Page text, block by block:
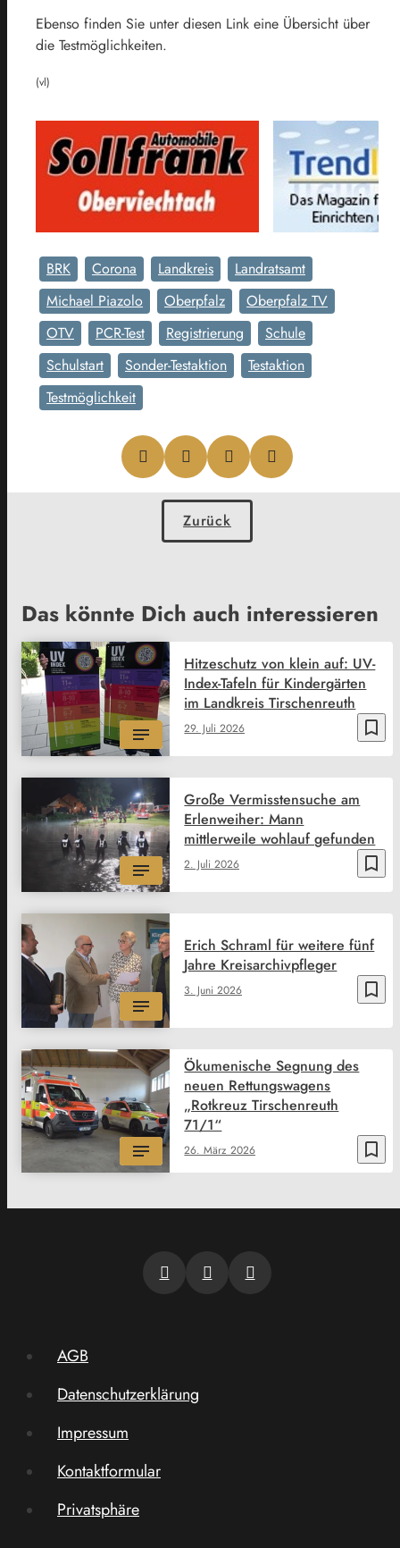
Ebenso finden Sie unter diesen Link eine Übersicht über
die Testmöglichkeiten.
(vl)
BRK Corona Landkreis
Landratsamt
Michael Piazolo
Oberpfalz
Oberpfalz TV
OTV
PCR-Test Registrierung
Schule
Schulstart
Sonder-Testaktion
Testaktion
Testmöglichkeit
Zurück
Das könnte Dich auch interessieren
bookmark_border
29. Juli 2026
Hitzeschutz von klein auf: UV-
Index-Tafeln für Kindergärten
im Landkreis Tirschenreuth
bookmark_border
2. Juli 2026
Große Vermisstensuche am
Erlenweiher: Mann
mittlerweile wohlauf gefunden
bookmark_border
3. Juni 2026
Erich Schraml für weitere fünf
Jahre Kreisarchivpfleger
bookmark_border
26. März 2026
Ökumenische Segnung des
neuen Rettungswagens
„Rotkreuz Tirschenreuth
71/1“
AGB
Datenschutzerklärung
Impressum
Kontaktformular
Privatsphäre